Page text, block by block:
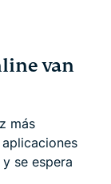
van
más
se espera